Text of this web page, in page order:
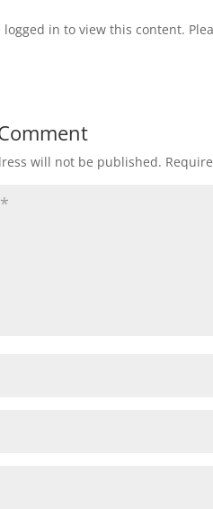
logged in to view this content.
will not be published.